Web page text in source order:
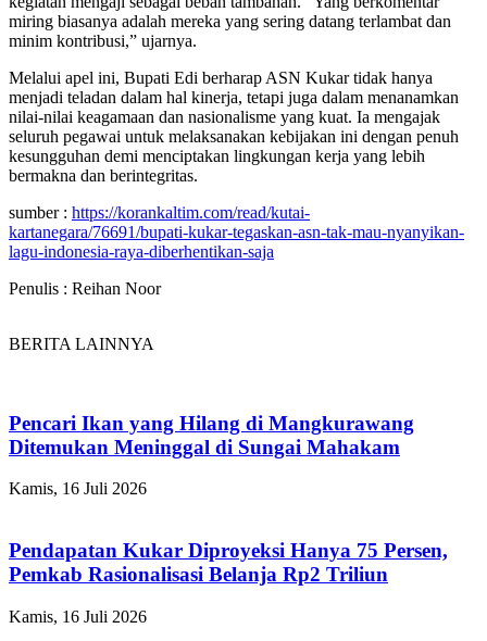
miring biasanya adalah mereka yang sering datang terlambat dan
minim kontribusi,” ujarnya.
Melalui apel ini, Bupati Edi berharap ASN Kukar tidak hanya
menjadi teladan dalam hal kinerja, tetapi juga dalam menanamkan
nilai-nilai keagamaan dan nasionalisme yang kuat. Ia mengajak
seluruh pegawai untuk melaksanakan kebijakan ini dengan penuh
kesungguhan demi menciptakan lingkungan kerja yang lebih
bermakna dan berintegritas.
sumber : https://korankaltim.com/read/kutai-
kartanegara/76691/bupati-kukar-tegaskan-asn-tak-mau-nyanyikan-
lagu-indonesia-raya-diberhentikan-saja
Penulis : Reihan Noor
BERITA LAINNYA
Pencari Ikan yang Hilang di Mangkurawang
Ditemukan Meninggal di Sungai Mahakam
Kamis, 16 Juli 2026
Pendapatan Kukar Diproyeksi Hanya 75 Persen,
Pemkab Rasionalisasi Belanja Rp2 Triliun
Kamis, 16 Juli 2026